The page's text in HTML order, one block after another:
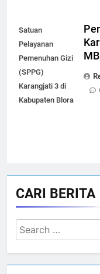
Satuan
Pelayanan
Pemenuhan Gizi
(SPPG)
Karangjati 3 di
Kabupaten Blora
CARI BERITA
Search
for: